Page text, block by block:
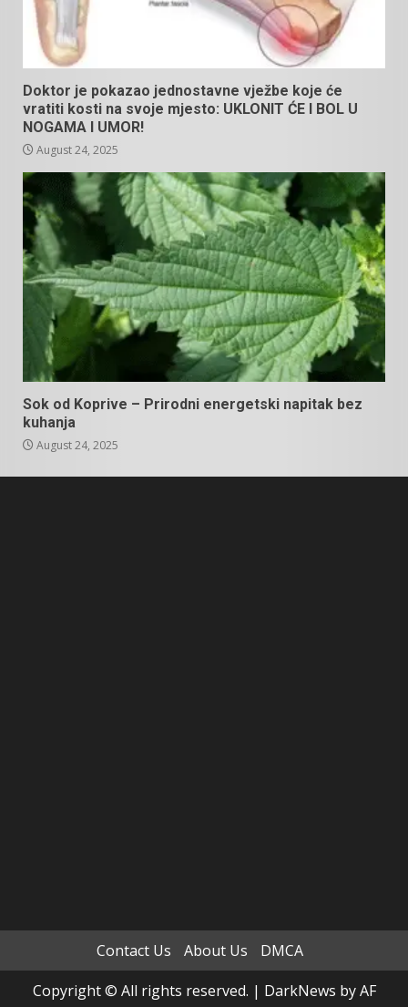
Doktor je pokazao jednostavne vježbe koje će
vratiti kosti na svoje mjesto: UKLONIT ĆE I BOL U
NOGAMA I UMOR!
August 24, 2025
Sok od Koprive – Prirodni energetski napitak bez
kuhanja
August 24, 2025
Contact Us About Us
DMCA
Copyright © All rights reserved. | DarkNews by AF